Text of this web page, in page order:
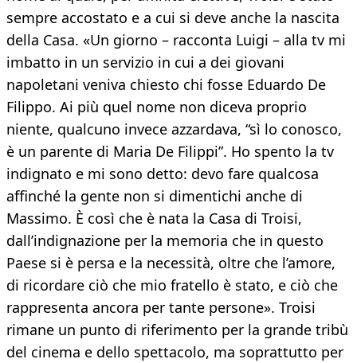
sempre accostato e a cui si deve anche la nascita
della Casa. «Un giorno – racconta Luigi – alla tv mi
imbatto in un servizio in cui a dei giovani
napoletani veniva chiesto chi fosse Eduardo De
Filippo. Ai più quel nome non diceva proprio
niente, qualcuno invece azzardava, “sì lo conosco,
è un parente di Maria De Filippi”. Ho spento la tv
indignato e mi sono detto: devo fare qualcosa
affinché la gente non si dimentichi anche di
Massimo. È così che è nata la Casa di Troisi,
dall’indignazione per la memoria che in questo
Paese si è persa e la necessità, oltre che l’amore,
di ricordare ciò che mio fratello è stato, e ciò che
rappresenta ancora per tante persone». Troisi
rimane un punto di riferimento per la grande tribù
del cinema e dello spettacolo, ma soprattutto per